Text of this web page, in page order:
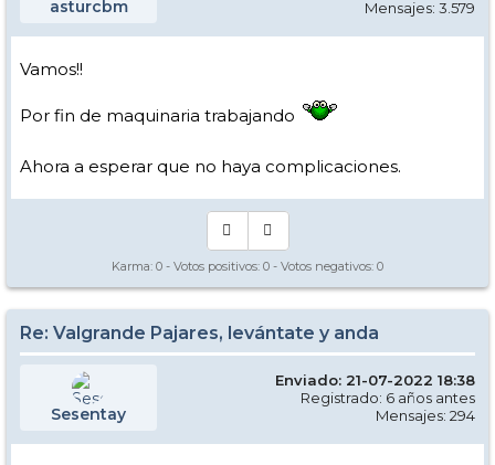
asturcbm
Mensajes: 3.579
Vamos!!
Por fin de maquinaria trabajando
Ahora a esperar que no haya complicaciones.
Karma: 0 - Votos positivos: 0 - Votos negativos: 0
Re: Valgrande Pajares, levántate y anda
Sesentay
Enviado: 21-07-2022 18:38
Registrado: 6 años antes
Mensajes: 294